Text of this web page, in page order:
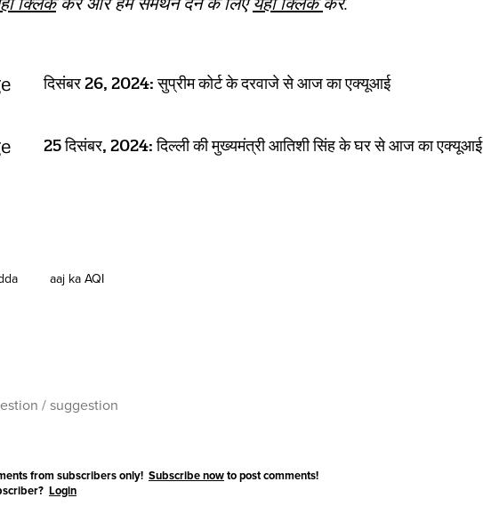
क्लिककरें और हमें समर्थन देने के लिएयहां क्लिककरें.
दिसंबर 26, 2024: सुप्रीम कोर्ट के दरवाजे से आज का एक्यूआई
25 दिसंबर, 2024: दिल्ली की मुख्यमंत्री आतिशी सिंह के घर से आज का एक्यूआई
aaj ka AQI
from subscribers only! Subscribe nowto post comments!
Login